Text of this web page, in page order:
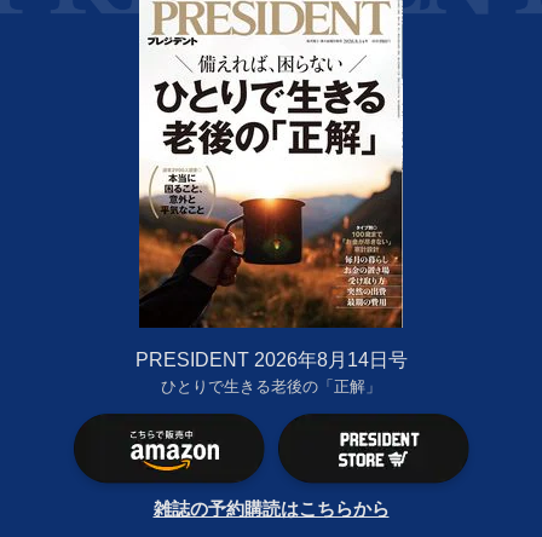
PRESIDENT 2026年8月14日号
ひとりで生きる老後の「正解」
雑誌の予約購読はこちらから